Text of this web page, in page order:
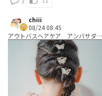
chiii
08/24 08:45
アウトバスヘアケア アンバサダ
ー Ｂコース：＼使って編み出す／
ヘアアレンジ考案コース